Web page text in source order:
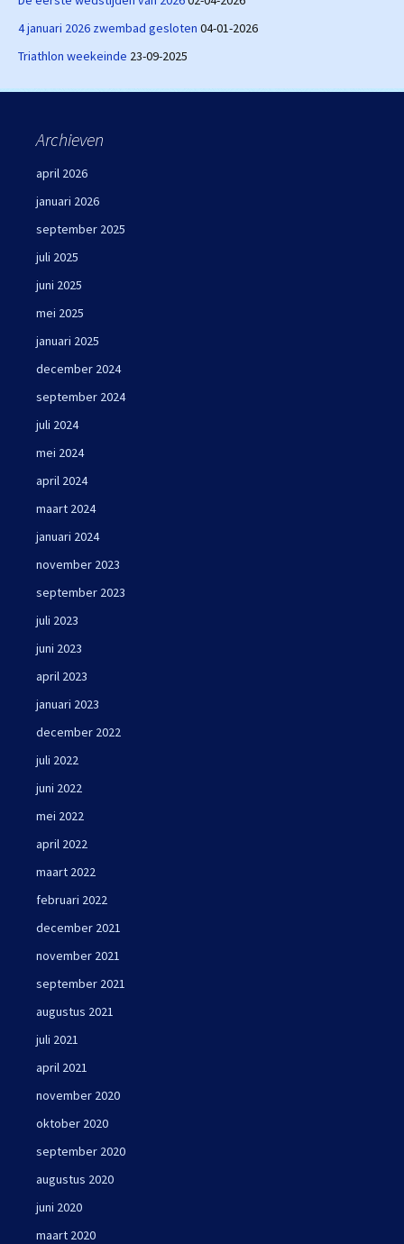
4 januari 2026 zwembad gesloten 04-01-2026
Triathlon weekeinde 23-09-2025
Archieven
april 2026
januari 2026
september 2025
juli 2025
juni 2025
mei 2025
januari 2025
december 2024
september 2024
juli 2024
mei 2024
april 2024
maart 2024
januari 2024
november 2023
september 2023
juli 2023
juni 2023
april 2023
januari 2023
december 2022
juli 2022
juni 2022
mei 2022
april 2022
maart 2022
februari 2022
december 2021
november 2021
september 2021
augustus 2021
juli 2021
april 2021
november 2020
oktober 2020
september 2020
augustus 2020
juni 2020
maart 2020